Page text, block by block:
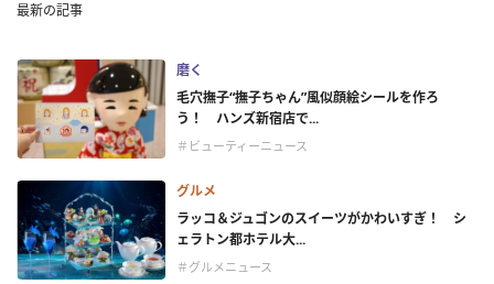
最新の記事
磨く
毛穴撫子“撫子ちゃん”風似顔絵シールを作ろ
う！ ハンズ新宿店で...
＃ビューティーニュース
グルメ
ラッコ＆ジュゴンのスイーツがかわいすぎ！ シ
ェラトン都ホテル大...
＃グルメニュース